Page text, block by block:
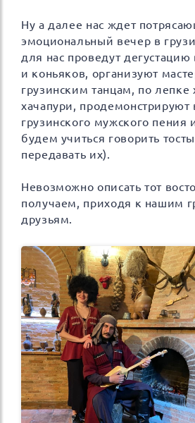
Ну а далее нас ждет
эмоциональный вечер в
для нас проведут дегустацию
и коньяков, организуют
грузинским танцам, по лепке
хачапури, продемонстрируют
грузинского мужского пения
будем учиться говорить
передавать их).
Невозможно описать тот
получаем, приходя к нашим
друзьям.